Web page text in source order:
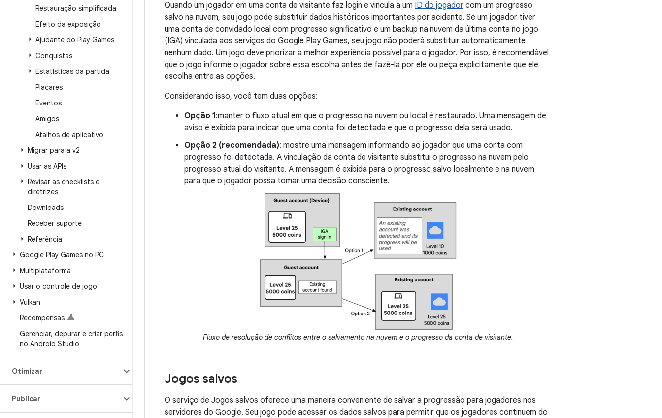
Restauração simplificada
Efeito da exposição
Ajudante do Play Games
Conquistas
Estatísticas da partida
Placares
Eventos
Amigos
Atalhos de aplicativo
Migrar para a v2
Usar as APIs
Revisar as checklists e
diretrizes
Downloads
Receber suporte
Referência
Google Play Games no PC
Multiplataforma
Usar o controle de jogo
Vulkan
Recompensas
Gerenciar, depurar e criar perfis
no Android Studio
Otimizar
Publicar
Quando um jogador em uma conta de visitante faz login e vincula a um ID do jogador com um progresso
salvo na nuvem, seu jogo pode substituir dados históricos importantes por acidente. Se um jogador tiver
uma conta de convidado local com progresso significativo e um backup na nuvem da última conta no jogo
(IGA) vinculada aos serviços do Google Play Games, seu jogo não poderá substituir automaticamente
nenhum dado. Um jogo deve priorizar a melhor experiência possível para o jogador. Por isso, é recomendável
que o jogo informe o jogador sobre essa escolha antes de fazê-la por ele ou peça explicitamente que ele
escolha entre as opções.
Considerando isso, você tem duas opções:
Opção 1:manter o fluxo atual em que o progresso na nuvem ou local é restaurado. Uma mensagem de
aviso é exibida para indicar que uma conta foi detectada e que o progresso dela será usado.
Opção 2 (recomendada): mostre uma mensagem informando ao jogador que uma conta com
progresso foi detectada. A vinculação da conta de visitante substitui o progresso na nuvem pelo
progresso atual do visitante. A mensagem é exibida para o progresso salvo localmente e na nuvem
para que o jogador possa tomar uma decisão consciente.
Fluxo de resolução de conflitos entre o salvamento na nuvem e o progresso da conta de visitante.
Jogos salvos
O serviço de Jogos salvos oferece uma maneira conveniente de salvar a progressão para jogadores nos
servidores do Google. Seu jogo pode acessar os dados salvos para permitir que os jogadores continuem do